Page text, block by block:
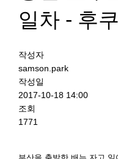
일차 - 후
작성자
samson.park
작성일
2017-10-18 14:00
조회
1771